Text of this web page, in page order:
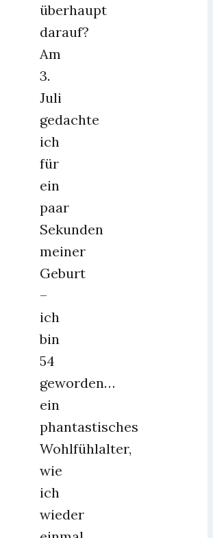
überhaupt
darauf?
Am
3.
Juli
gedachte
ich
für
ein
paar
Sekunden
meiner
Geburt
–
ich
bin
54
geworden…
ein
phantastisches
Wohlfühlalter,
wie
ich
wieder